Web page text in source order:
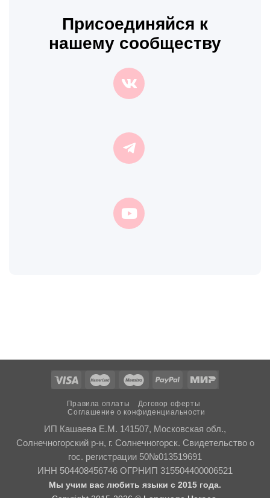
Присоединяйся к
нашему сообществу
Правила оплаты
Договор оферты
Соглашение о конфиденциальности
ИП Кашаева Е.М. 141507, Московская обл.,
Солнечногорский р-н, г. Солнечногорск. Свидетельство о
гос. регистрации 50№013519691
ИНН 504408456746 ОГРНИП 315504400006521
Мы учим вас любить языки с 2015 года.